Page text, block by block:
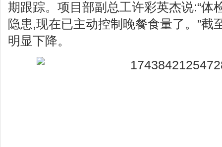
期跟踪。项目部副总工许彩英杰说:“体
隐患,现在已主动控制晚餐食量了。”截
明显下降。